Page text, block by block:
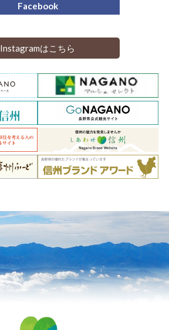
Facebook
Instagramはこちら